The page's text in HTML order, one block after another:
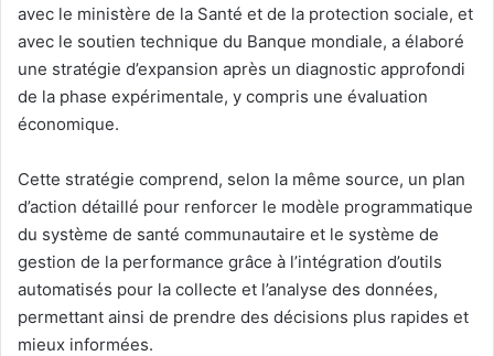
avec le ministère de la Santé et de la protection sociale, et
avec le soutien technique du Banque mondiale, a élaboré
une stratégie d’expansion après un diagnostic approfondi
de la phase expérimentale, y compris une évaluation
économique.
Cette stratégie comprend, selon la même source, un plan
d’action détaillé pour renforcer le modèle programmatique
du système de santé communautaire et le système de
gestion de la performance grâce à l’intégration d’outils
automatisés pour la collecte et l’analyse des données,
permettant ainsi de prendre des décisions plus rapides et
mieux informées.